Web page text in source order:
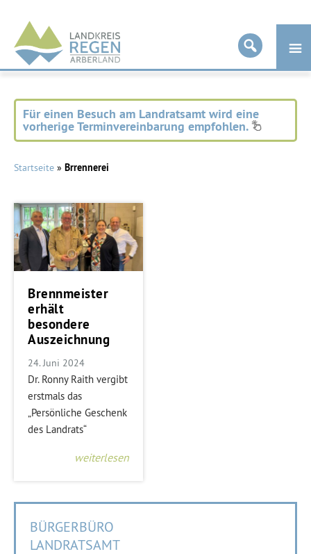
Landkreis
Regen
Für einen Besuch am Landratsamt wird eine
vorherige Terminvereinbarung empfohlen.
Startseite » Brrennerei
Brennmeister
erhält
besondere
Auszeichnung
24. Juni 2024
Dr. Ronny Raith vergibt
erstmals das
„Persönliche Geschenk
des Landrats“
weiterlesen
BÜRGERBÜRO
LANDRATSAMT